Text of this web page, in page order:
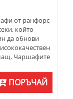
от ранфорс
който
да обнови
Чаршафите
ПОРЪЧАЙ